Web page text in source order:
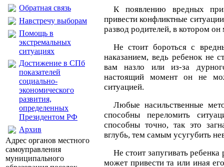
Обратная связь
Навстречу выборам
Помощь в
экстремальных
ситуациях
Достижение в СПб
показателей
социально-
экономического
развития,
определенных
Президентом РФ
Архив
Адрес органов местного
самоуправления
муниципального
К появлению вредных
привести конфликтные
развод родителей, в котором
Не стоит бороться с
наказанием, ведь ребенок не
вам назло или из-за
настоящий момент он не
ситуацией.
Любые насильственные
способны переломить
способны точно, так это
вглубь, тем самым усугубить
Не стоит запугивать
может привести та или иная